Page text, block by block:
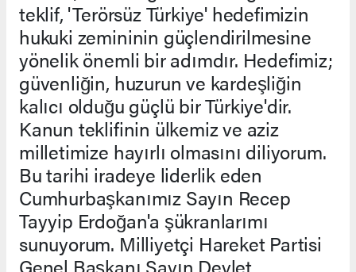
teklif, 'Terörsüz Türkiye' hedefimizin
hukuki zemininin güçlendirilmesine
yönelik önemli bir adımdır. Hedefimiz;
güvenliğin, huzurun ve kardeşliğin
kalıcı olduğu güçlü bir Türkiye'dir.
Kanun teklifinin ülkemiz ve aziz
milletimize hayırlı olmasını diliyorum.
Bu tarihi iradeye liderlik eden
Cumhurbaşkanımız Sayın Recep
Tayyip Erdoğan'a şükranlarımı
sunuyorum. Milliyetçi Hareket Partisi
Genel Başkanı Sayın Devlet